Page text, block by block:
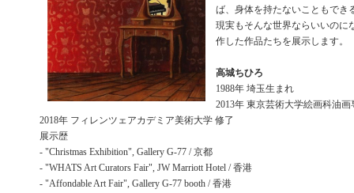
ば、身体を持たないこともでき
現実もそんな世界ならいいのに
作した作品たちを展示します。
高城ちひろ
1988年 埼玉生まれ
2013年 東京芸術大学絵画科油画
2018年 フィレンツェアカデミア美術大学 修了
展示歴
- "Christmas Exhibition", Gallery G-77 / 京都
- "WHATS Art Curators Fair", JW Marriott Hotel / 香港
- "Affondable Art Fair", Gallery G-77 booth / 香港